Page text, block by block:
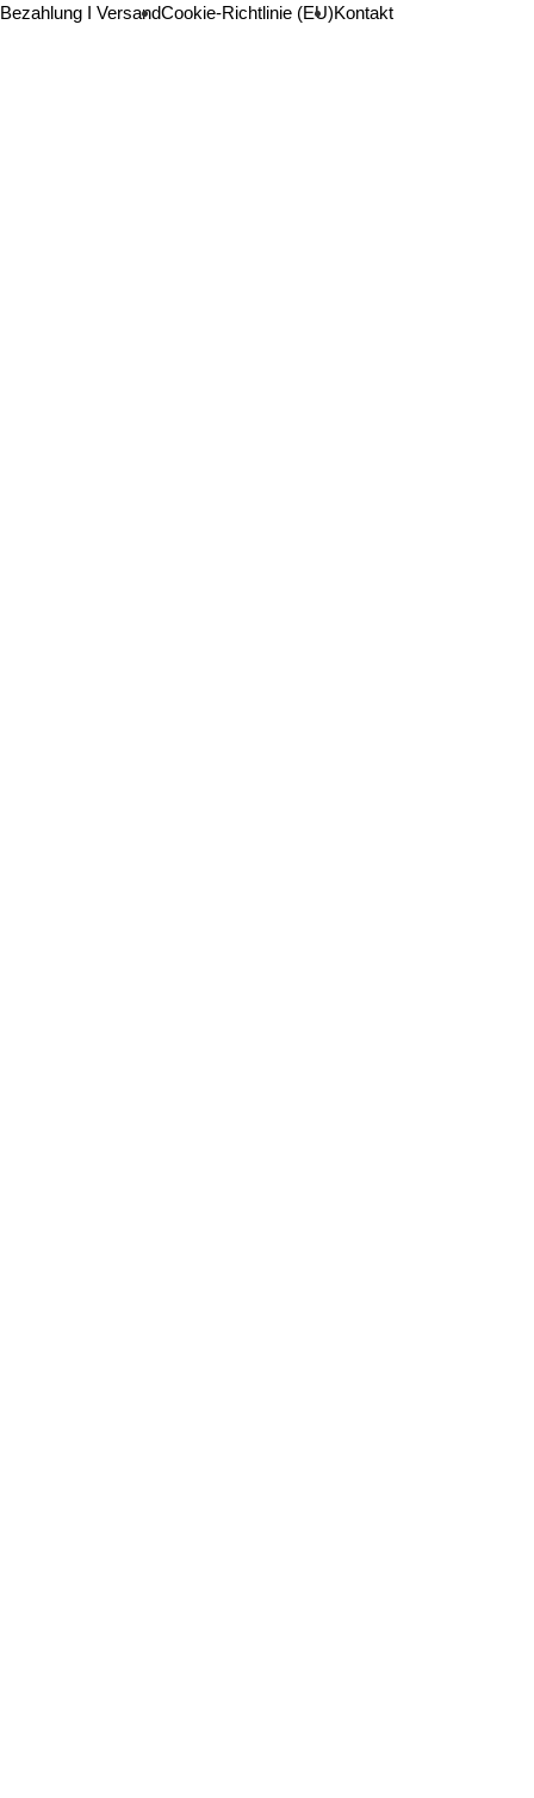
Bezahlung I VersandCookie-Richtlinie (EU)Kontakt